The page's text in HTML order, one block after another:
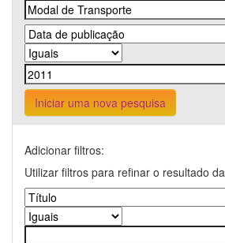
Iniciar uma nova pesquisa
Adicionar filtros:
Utilizar filtros para refinar o resultado